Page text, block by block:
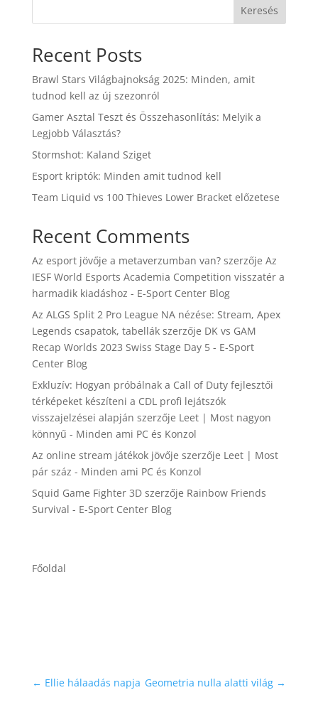
Keresés
Recent Posts
Brawl Stars Világbajnokság 2025: Minden, amit
tudnod kell az új szezonról
Gamer Asztal Teszt és Összehasonlítás: Melyik a
Legjobb Választás?
Stormshot: Kaland Sziget
Esport kriptók: Minden amit tudnod kell
Team Liquid vs 100 Thieves Lower Bracket előzetese
Recent Comments
Az esport jövője a metaverzumban van?szerzője Az
IESF World Esports Academia Competition visszatér a
harmadik kiadáshoz - E-Sport Center Blog
Az ALGS Split 2 Pro League NA nézése: Stream, Apex
Legends csapatok, tabellákszerzője DK vs GAM
Recap Worlds 2023 Swiss Stage Day 5 - E-Sport
Center Blog
Exkluzív: Hogyan próbálnak a Call of Duty fejlesztői
térképeket készíteni a CDL profi lejátszók
visszajelzései alapján szerzője Leet | Most nagyon
könnyű - Minden ami PC és Konzol
Az online stream játékok jövője szerzője Leet | Most
pár száz - Minden ami PC és Konzol
Squid Game Fighter 3Dszerzője Rainbow Friends
Survival - E-Sport Center Blog
Főoldal
← Ellie hálaadás napja Geometria nulla alatti világ →